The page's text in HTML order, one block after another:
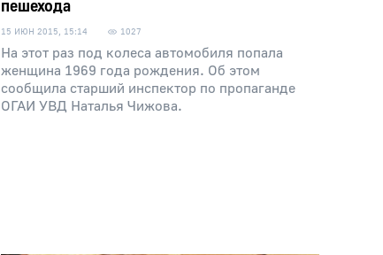
пешехода
15 ИЮН 2015, 15:14 1027
На этот раз под колеса автомобиля попала
женщина 1969 года рождения. Об этом
сообщила старший инспектор по пропаганде
ОГАИ УВД Наталья Чижова.